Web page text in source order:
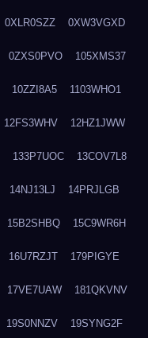
0XLR0SZZ 0XW3VGXD
0ZXS0PVO 105XMS37
10ZZI8A5 1103WHO1
12FS3WHV 12HZ1JWW
133P7UOC 13COV7L8
14NJ13LJ 14PRJLGB
15B2SHBQ 15C9WR6H
16U7RZJT 179PIGYE
17VE7UAW 181QKVNV
19S0NNZV 19SYNG2F